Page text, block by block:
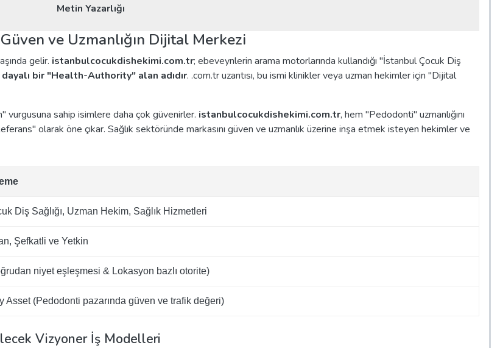
Metin Yazarlığı
ve Uzmanlığın Dijital Merkezi
gelir. istanbulcocukdishekimi.com.tr; ebeveynlerin arama motorlarında kullandığı "İstanbul Çocuk Diş
bir "Health-Authority" alan adıdır. .com.tr uzantısı, bu ismi klinikler veya uzman hekimler için "Dijital
vurgusuna sahip isimlere daha çok güvenirler. istanbulcocukdishekimi.com.tr, hem "Pedodonti" uzmanlığını
olarak öne çıkar. Sağlık sektöründe markasını güven ve uzmanlık üzerine inşa etmek isteyen hekimler ve
Diş Sağlığı, Uzman Hekim, Sağlık Hizmetleri
Şefkatli ve Yetkin
niyet eşleşmesi & Lokasyon bazlı otorite)
Asset (Pedodonti pazarında güven ve trafik değeri)
Vizyoner İş Modelleri